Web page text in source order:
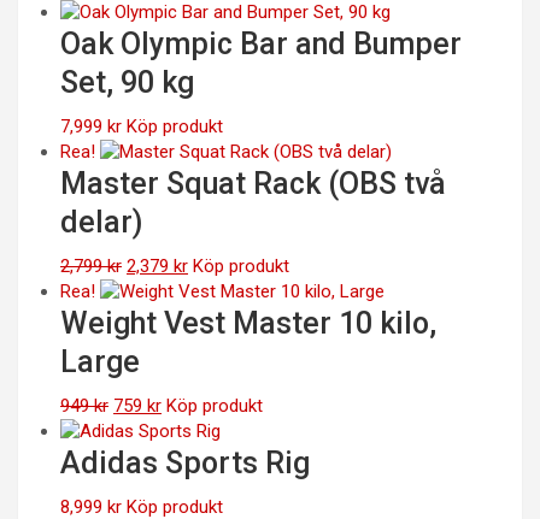
Oak Olympic Bar and Bumper
Set, 90 kg
7,999 kr Köp produkt
Rea!
Master Squat Rack (OBS två
delar)
2,799kr Det
ursprungliga
priset
var:
2,799 kr.
2,379 krDet
nuvarande
priset
är:
Köp produkt
Rea!
Weight Vest Master 10 kilo,
Large
949kr Det
ursprungliga
priset
var:
949 kr.
759 krDet
nuvarande
priset
är:
759 kr.
Köp produkt
Adidas Sports Rig
8,999 kr Köp produkt